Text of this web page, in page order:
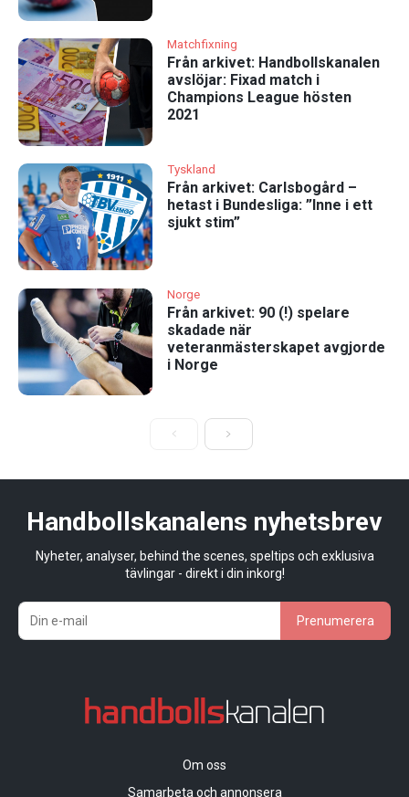
Matchfixning
Från arkivet: Handbollskanalen
avslöjar: Fixad match i
Champions League hösten
2021
Tyskland
Från arkivet: Carlsbogård –
hetast i Bundesliga: ”Inne i ett
sjukt stim”
Norge
Från arkivet: 90 (!) spelare
skadade när
veteranmästerskapet avgjorde
i Norge
Handbollskanalens nyhetsbrev
Nyheter, analyser, behind the scenes, speltips och exklusiva
tävlingar - direkt i din inkorg!
Prenumerera
Om oss
Samarbeta och annonsera